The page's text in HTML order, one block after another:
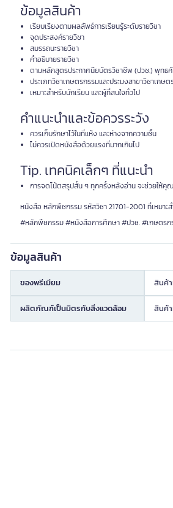
ข้อมูลสินค้า
เรียบเรียงตามผลลัพธ์การเรียนรู้ระดับรายวิชา
จุดประสงค์รายวิชา
สมรรถนะรายวิชา
คำอธิบายรายวิชา
ตามหลักสูตรประกาศนียบัตรวิชาชีพ (ปวช.) พุทธ
ประเภทวิชาเกษตรกรรมและประมงสาขาวิชาเกษ
เหมาะสำหรับนักเรียน และผู้ที่สนใจทั่วไป
คำแนะนำและข้อควรระวัง
ควรเก็บรักษาไว้ในที่แห้ง และห่างจากความชื้น
ไม่ควรเปิดหนังสือด้วยแรงที่มากเกินไป
Tip. เทคนิคเล็กๆ ที่แนะนำ
การจดโน้ตสรุปสั้น ๆ ทุกครั้งหลังอ่าน จะช่วยให้คุณ
หนังสือ หลักพืชกรรม รหัสวิชา 21701-2001 ที่เหมาะ
#หลักพืชกรรม #หนังสือการศึกษา #ปวช. #เกษตรก
ข้อมูลสินค้า
ของพรีเมียม สินค้
ผลิตภัณฑ์เป็นมิตรกับสิ่งแวดล้อม สินค้